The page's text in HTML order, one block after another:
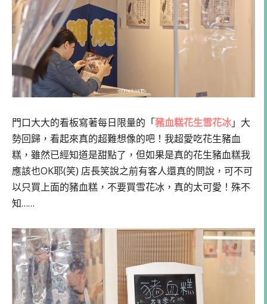
門口大大的看板寫著每日限量的「豬血糕花生雪花冰」大
勢回歸，看起來真的超難想像的吧！我超愛吃花生豬血
糕，雖然已經知道是甜點了，但如果是真的花生豬血糕我
應該也OK耶(笑) 店長笑說之前有客人還真的問說，可不可
以只買上面的豬血糕，不要買雪花冰，真的太可愛！殊不
知……